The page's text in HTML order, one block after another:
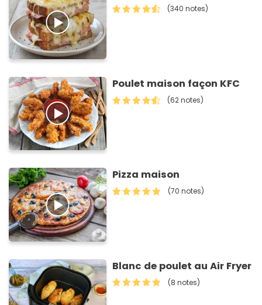
(340 notes)
Poulet maison façon KFC
(62 notes)
Pizza maison
(70 notes)
Blanc de poulet au Air Fryer
(8 notes)